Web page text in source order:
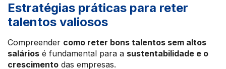
Estratégias práticas para reter
talentos valiosos
Compreender como reter bons talentos sem altos
salários é fundamental para a sustentabilidade e o
crescimento das empresas.